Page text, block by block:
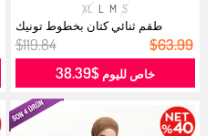
S
M
L
XL
طقم ثنائي كتان بخطوط تونيك
بنطلون 3...
$119.84 $63.99
خاص لليوم$38.39